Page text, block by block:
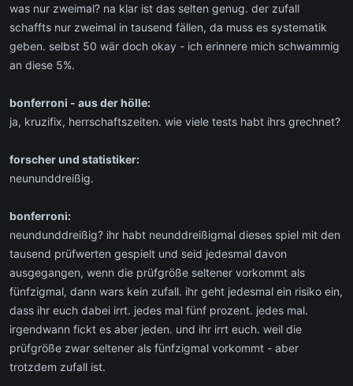
was nur zweimal? na klar ist das selten genug. der zufall
schaffts nur zweimal in tausend fällen, da muss es systematik
geben. selbst 50 wär doch okay - ich erinnere mich schwammig
an diese 5%.
bonferroni - aus der hölle:
ja, kruzifix, herrschaftszeiten. wie viele tests habt ihrs grechnet?
forscher und statistiker:
neununddreißig.
bonferroni:
neundunddreißig? ihr habt neunddreißigmal dieses spiel mit den
tausend prüfwerten gespielt und seid jedesmal davon
ausgegangen, wenn die prüfgröße seltener vorkommt als
fünfzigmal, dann wars kein zufall. ihr geht jedesmal ein risiko ein,
dass ihr euch dabei irrt. jedes mal fünf prozent. jedes mal.
irgendwann fickt es aber jeden. und ihr irrt euch. weil die
prüfgröße zwar seltener als fünfzigmal vorkommt - aber
trotzdem zufall ist.